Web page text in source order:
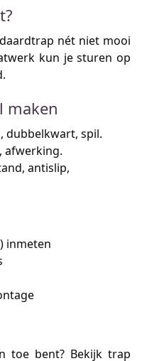
nét niet mooi
kun je sturen op
maken
dubbelkwart, spil.
afwerking.
antislip,
inmeten
toe bent? Bekijk trap